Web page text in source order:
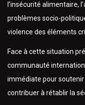
l’insécurité alimentaire,
problèmes socio-
violence des éléments
Face à cette situation
communauté
immédiate pour
contribuer à rétablir la